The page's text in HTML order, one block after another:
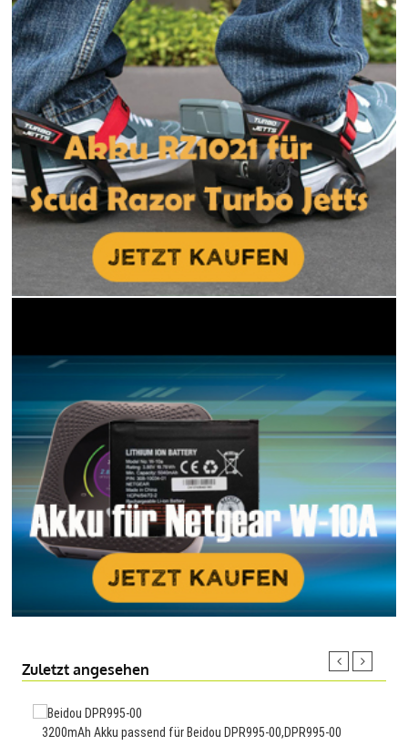
Zuletzt angesehen
3200mAh Akku passend für Beidou DPR995-00,DPR995-00